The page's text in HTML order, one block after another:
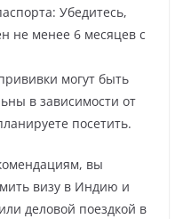
Убедитесь,
не менее 6 месяцев с
могут быть
в зависимости от
посетить.
вы
визу в Индию и
деловой поездкой в